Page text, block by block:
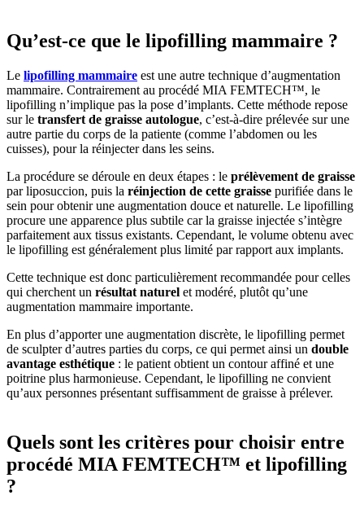
Qu’est-ce que le lipofilling mammaire ?
Le lipofilling mammaire est une autre technique d’augmentation
mammaire. Contrairement au procédé MIA FEMTECH™, le
lipofilling n’implique pas la pose d’implants. Cette méthode repose
sur le transfert de graisse autologue, c’est-à-dire prélevée sur une
autre partie du corps de la patiente (comme l’abdomen ou les
cuisses), pour la réinjecter dans les seins.
La procédure se déroule en deux étapes : le prélèvement de graisse
par liposuccion, puis la réinjection de cette graisse purifiée dans le
sein pour obtenir une augmentation douce et naturelle. Le lipofilling
procure une apparence plus subtile car la graisse injectée s’intègre
parfaitement aux tissus existants. Cependant, le volume obtenu avec
le lipofilling est généralement plus limité par rapport aux implants.
Cette technique est donc particulièrement recommandée pour celles
qui cherchent un résultat naturel et modéré, plutôt qu’une
augmentation mammaire importante.
En plus d’apporter une augmentation discrète, le lipofilling permet
de sculpter d’autres parties du corps, ce qui permet ainsi un double
avantage esthétique : le patient obtient un contour affiné et une
poitrine plus harmonieuse. Cependant, le lipofilling ne convient
qu’aux personnes présentant suffisamment de graisse à prélever.
Quels sont les critères pour choisir entre
procédé MIA FEMTECH™ et lipofilling
?